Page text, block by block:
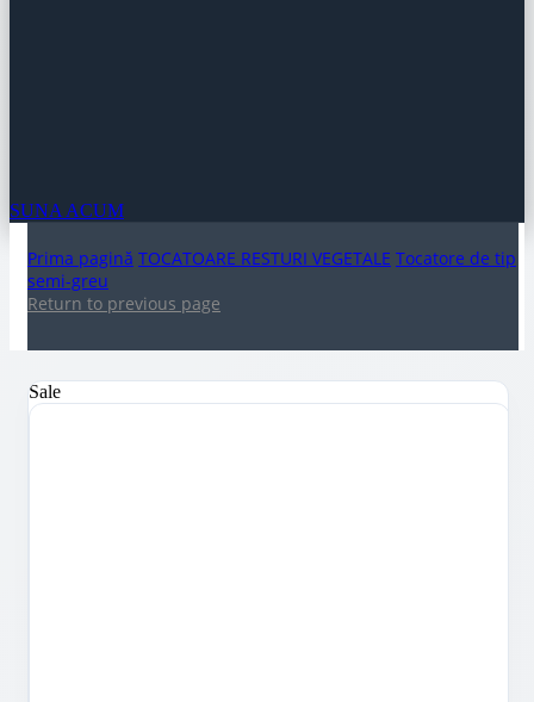
SUNA ACUM
Prima pagină TOCATOARE RESTURI VEGETALE Tocatore de tip
semi-greu
Return to previous page
Sale